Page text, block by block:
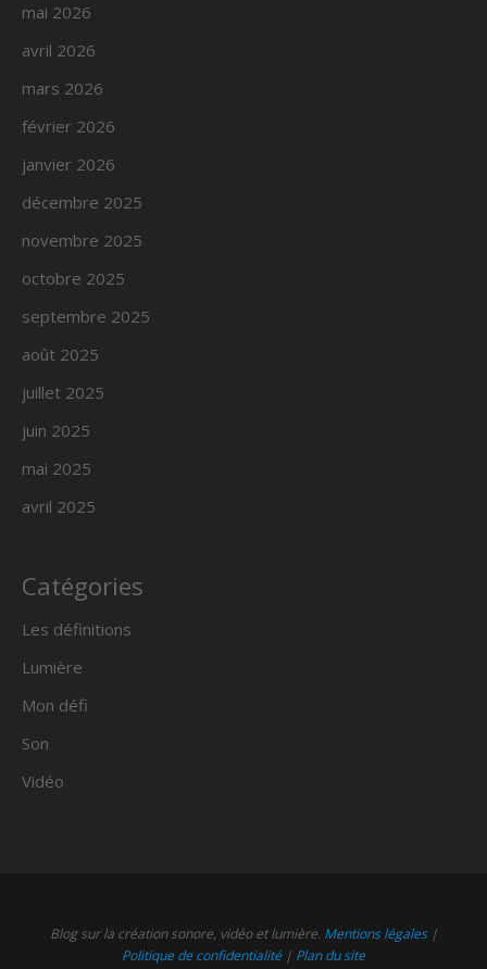
mai 2026
avril 2026
mars 2026
février 2026
janvier 2026
décembre 2025
novembre 2025
octobre 2025
septembre 2025
août 2025
juillet 2025
juin 2025
mai 2025
avril 2025
Catégories
Les définitions
Lumière
Mon défi
Son
Vidéo
Blog sur la création sonore, vidéo et lumière. Mentions légales|
Politique de confidentialité| Plan du site